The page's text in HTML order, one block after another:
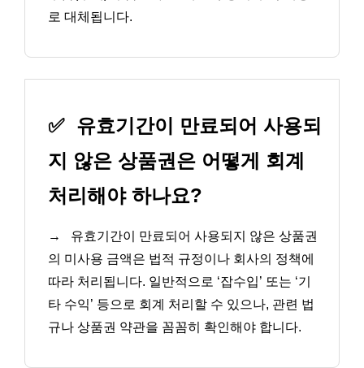
로 대체됩니다.
✅ 유효기간이 만료되어 사용되
지 않은 상품권은 어떻게 회계
처리해야 하나요?
→
유효기간이 만료되어 사용되지 않은 상품권
의 미사용 금액은 법적 규정이나 회사의 정책에
따라 처리됩니다. 일반적으로 ‘잡수입’ 또는 ‘기
타 수익’ 등으로 회계 처리할 수 있으나, 관련 법
규나 상품권 약관을 꼼꼼히 확인해야 합니다.